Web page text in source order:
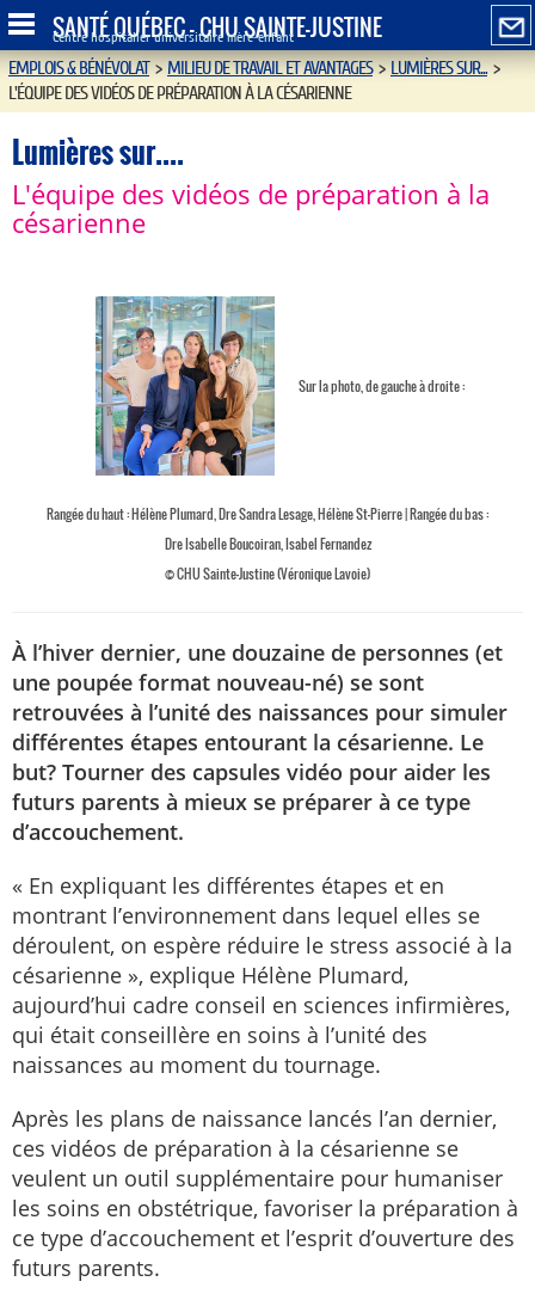
SANTÉ QUÉBEC - CHU SAINTE-JUSTINE
Centre hospitalier universitaire mère-enfant
EMPLOIS & BÉNÉVOLAT>MILIEU DE TRAVAIL ET AVANTAGES>LUMIÈRES SUR...>
L'ÉQUIPE DES VIDÉOS DE PRÉPARATION À LA CÉSARIENNE
Lumières sur....
L'équipe des vidéos de préparation à la
césarienne
Sur la photo, de gauche à droite :
Rangée du haut : Hélène Plumard, Dre Sandra Lesage, Hélène St-Pierre | Rangée du bas :
Dre Isabelle Boucoiran, Isabel Fernandez
© CHU Sainte-Justine (Véronique Lavoie)
À l’hiver dernier, une douzaine de personnes (et
une poupée format nouveau-né) se sont
retrouvées à l’unité des naissances pour simuler
différentes étapes entourant la césarienne. Le
but? Tourner des capsules vidéo pour aider les
futurs parents à mieux se préparer à ce type
d’accouchement.
« En expliquant les différentes étapes et en
montrant l’environnement dans lequel elles se
déroulent, on espère réduire le stress associé à la
césarienne », explique Hélène Plumard,
aujourd’hui cadre conseil en sciences infirmières,
qui était conseillère en soins à l’unité des
naissances au moment du tournage.
Après les plans de naissance lancés l’an dernier,
ces vidéos de préparation à la césarienne se
veulent un outil supplémentaire pour humaniser
les soins en obstétrique, favoriser la préparation à
ce type d’accouchement et l’esprit d’ouverture des
futurs parents.